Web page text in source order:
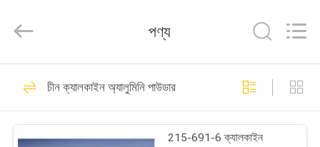
পণ্য
Imp.&Exp.Co.,Ltd.
সোডিয়াম Cryolite
509
পণ্য
চীন ক্যালকাইন অ্যালুমিনি পাউডার
215-691-6 ক্যালকাইন